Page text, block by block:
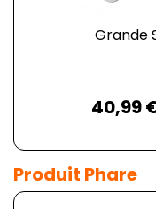
Grande
40,99
Produit Phare